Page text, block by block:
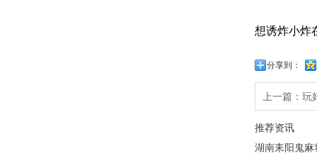
想诱炸小炸
分享到：
上一篇： 玩
推荐资讯
湖南耒阳鬼